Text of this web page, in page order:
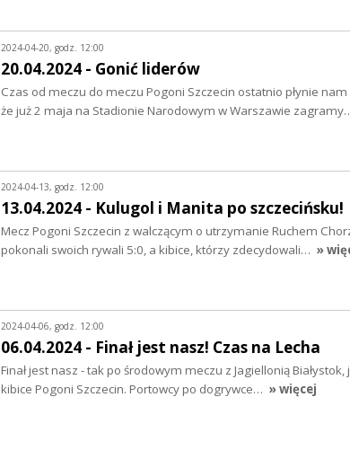
2024-04-20, godz. 12:00
20.04.2024 - Gonić liderów
Czas od meczu do meczu Pogoni Szczecin ostatnio płynie
że już 2 maja na Stadionie Narodowym w Warszawie
2024-04-13, godz. 12:00
13.04.2024 - Kulugol i Manita po szczecińsku!
Mecz Pogoni Szczecin z walczącym o utrzymanie Ruchem
pokonali swoich rywali 5:0, a kibice, którzy zdecydowali… »
2024-04-06, godz. 12:00
06.04.2024 - Finał jest nasz! Czas na Lecha
Finał jest nasz - tak po środowym meczu z Jagiellonią
kibice Pogoni Szczecin. Portowcy po dogrywce… » więcej